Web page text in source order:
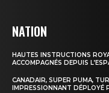
NATION
HAUTES INSTRUCTIONS
ACCOMPAGNÉS DEPUIS
CANADAIR, SUPER PUMA,
IMPRESSIONNANT DÉPLOYÉ